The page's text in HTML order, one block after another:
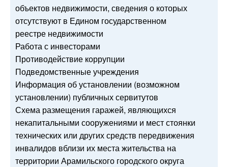
объектов недвижимости, сведения о которых
отсутствуют в Едином государственном
реестре недвижимости
Работа с инвесторами
Противодействие коррупции
Подведомственные учреждения
Информация об установлении (возможном
установлении) публичных сервитутов
Схема размещения гаражей, являющихся
некапитальными сооружениями и мест стоянки
технических или других средств передвижения
инвалидов вблизи их места жительства на
территории Арамильского городского округа